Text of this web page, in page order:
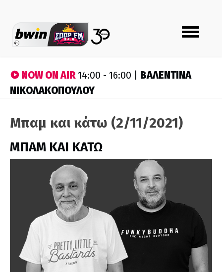
Toggle
navigation
NOW ON AIR14:00 - 16:00 | ΒΑΛΕΝΤΙΝΑ
ΝΙΚΟΛΑΚΟΠΟΥΛΟΥ
Μπαμ και κάτω (2/11/2021)
ΜΠΑΜ ΚΑΙ ΚΑΤΩ